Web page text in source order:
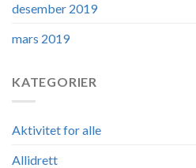
desember 2019
mars 2019
KATEGORIER
Aktivitet for alle
Allidrett